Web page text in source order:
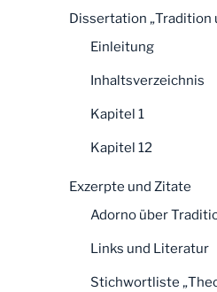
Dissertation „Tradition
Einleitung
Inhaltsverzeichnis
Kapitel 1
Kapitel 12
Exzerpte und Zitate
Adorno über
Links und Literatur
Stichwortliste